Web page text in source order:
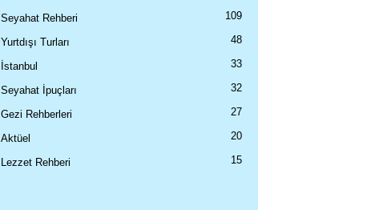
Seyahat Rehberi 109
Yurtdışı Turları 48
İstanbul 33
Seyahat İpuçları 32
Gezi Rehberleri 27
Aktüel 20
Lezzet Rehberi 15